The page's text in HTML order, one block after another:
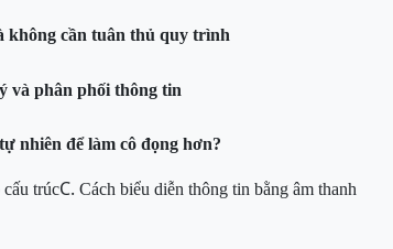
cần tuân thủ quy trình
và phân phối thông tin
nhiên để làm cô đọng hơn?
trúcC. Cách biểu diễn thông tin bằng âm thanh